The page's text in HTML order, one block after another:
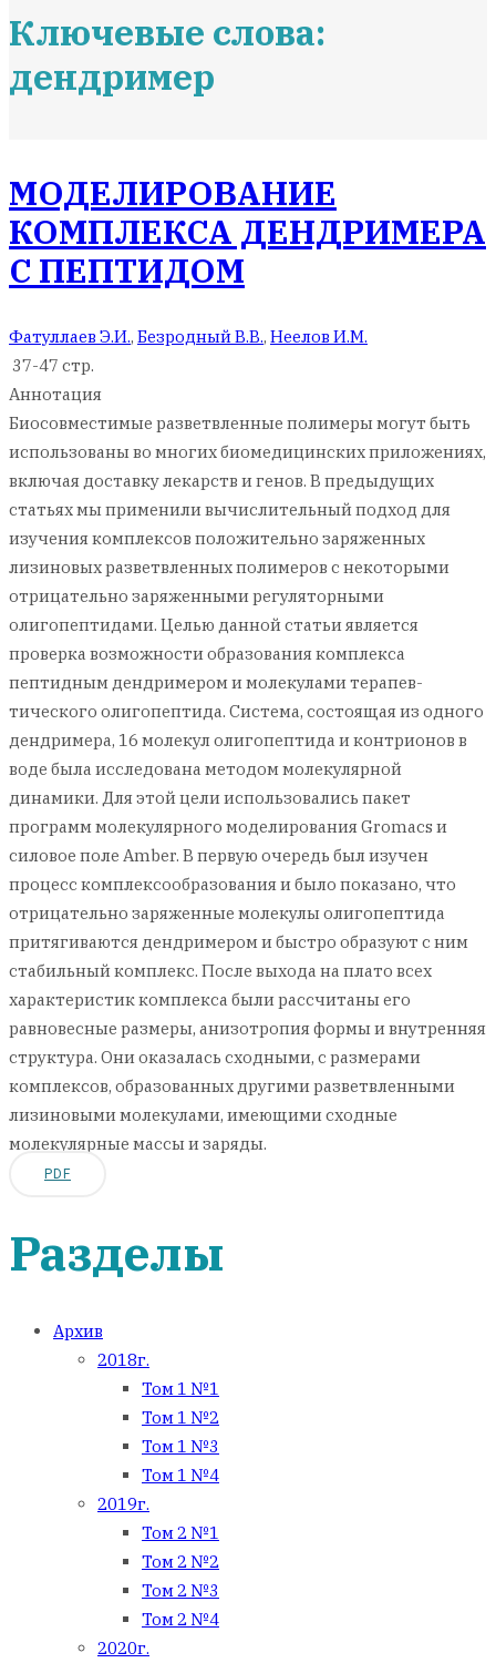
Ключевые слова:
дендример
МОДЕЛИРОВАНИЕ
КОМПЛЕКСА ДЕНДРИМЕРА
C ПЕПТИДОМ
Фатуллаев Э.И., Безродный В.В., Неелов И.М.
37-47 стр.
Аннотация
Биосовместимые разветвленные полимеры могут быть
использованы во многих биомедицинских приложениях,
включая доставку лекарств и генов. В предыдущих
статьях мы применили вычислительный подход для
изучения комплексов положительно заряженных
лизиновых разветвленных полимеров с некоторыми
отрицательно заряженными регуляторными
олигопептидами. Целью данной статьи является
проверка возможности образования комплекса
пептидным дендримером и молекулами терапев-
тического олигопептида. Система, состоящая из одного
дендримера, 16 молекул олигопептида и контрионов в
воде была исследована методом молекулярной
динамики. Для этой цели использовались пакет
программ молекулярного моделирования Gromacs и
силовое поле Amber. В первую очередь был изучен
процесс комплексообразования и было показано, что
отрицательно заряженные молекулы олигопептида
притягиваются дендримером и быстро образуют с ним
стабильный комплекс. После выхода на плато всех
характеристик комплекса были рассчитаны его
равновесные размеры, анизотропия формы и внутренняя
структура. Они оказалась сходными, с размерами
комплексов, образованных другими разветвленными
лизиновыми молекулами, имеющими сходные
молекулярные массы и заряды.
PDF
Разделы
Архив
2018г.
Том 1 №1
Том 1 №2
Том 1 №3
Том 1 №4
2019г.
Том 2 №1
Том 2 №2
Том 2 №3
Том 2 №4
2020г.